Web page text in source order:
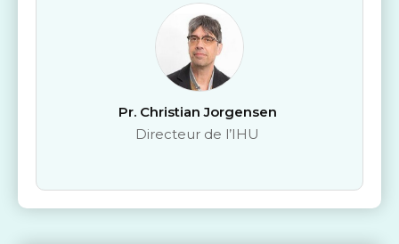
Pr. Christian Jorgensen
Directeur de l’IHU